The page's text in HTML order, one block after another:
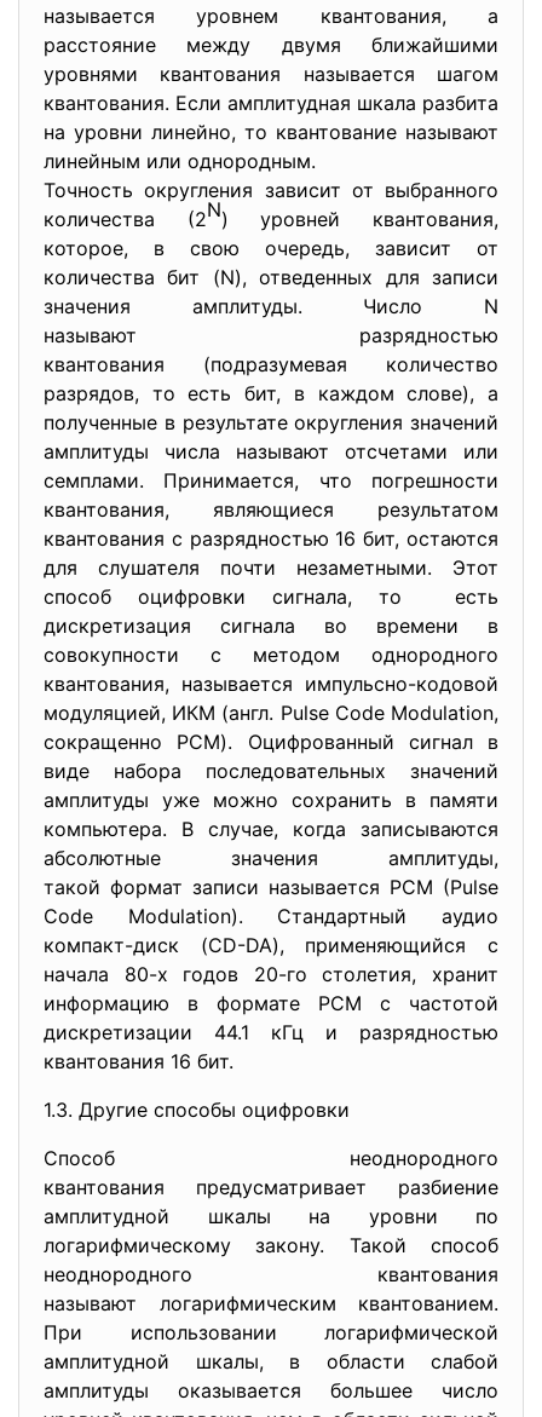
называется уровнем квантования, а
расстояние между двумя ближайшими
уровнями квантования называется шагом
квантования. Если амплитудная шкала разбита
на уровни линейно, то квантование называют
линейным или однородным.
Точность округления зависит от выбранного
количества (2N) уровней квантования,
которое, в свою очередь, зависит от
количества бит (N), отведенных для записи
значения амплитуды. Число N
называют разрядностью
квантования (подразумевая количество
разрядов, то есть бит, в каждом слове), а
полученные в результате округления значений
амплитуды числа называют отсчетами или
семплами. Принимается, что погрешности
квантования, являющиеся результатом
квантования с разрядностью 16 бит, остаются
для слушателя почти незаметными. Этот
способ оцифровки сигнала, то есть
дискретизация сигнала во времени в
совокупности с методом однородного
квантования, называется импульсно-кодовой
модуляцией, ИКМ (англ. Pulse Code Modulation,
сокращенно PCM). Оцифрованный сигнал в
виде набора последовательных значений
амплитуды уже можно сохранить в памяти
компьютера. В случае, когда записываются
абсолютные значения амплитуды,
такой формат записи называется PCM (Pulse
Code Modulation). Стандартный аудио
компакт-диск (CD-DA), применяющийся с
начала 80-х годов 20-го столетия, хранит
информацию в формате PCM с частотой
дискретизации 44.1 кГц и разрядностью
квантования 16 бит.
1.3. Другие способы оцифровки
Способ неоднородного
квантования предусматривает разбиение
амплитудной шкалы на уровни по
логарифмическому закону. Такой способ
неоднородного квантования
называют логарифмическим квантованием.
При использовании логарифмической
амплитудной шкалы, в области слабой
амплитуды оказывается большее число